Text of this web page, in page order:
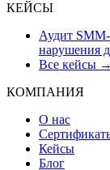
КЕЙСЫ
Аудит
нарушения
Все кейсы →
КОМПАНИЯ
О нас
Кейсы
Блог